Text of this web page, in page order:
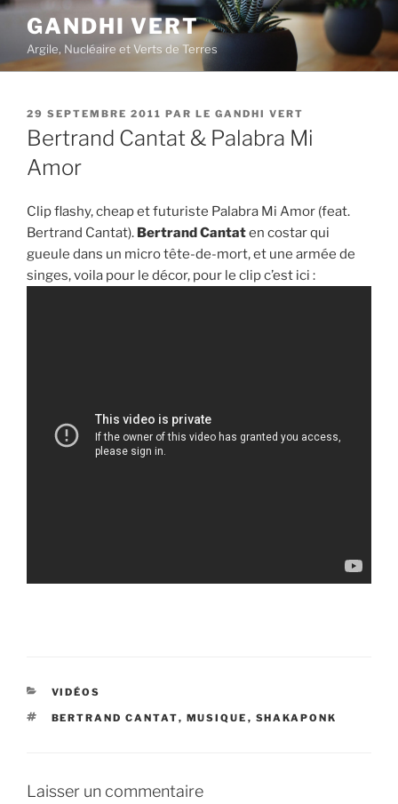
Aller
contenu
principal
GANDHI VERT
Argile, Nucléaire et Verts de Terres
PUBLIÉ
LE
29 SEPTEMBRE 2011 PAR LE GANDHI VERT
Bertrand Cantat & Palabra Mi
Amor
Clip flashy, cheap et futuriste Palabra Mi Amor (feat.
Bertrand Cantat). Bertrand Cantaten costar qui
gueule dans un micro tête-de-mort, et une armée de
singes, voila pour le décor, pour le clip c’est ici :
CATÉGORIES
VIDÉOS
ÉTIQUETTES
BERTRAND CANTAT, MUSIQUE , SHAKAPONK
Laisser un commentaire